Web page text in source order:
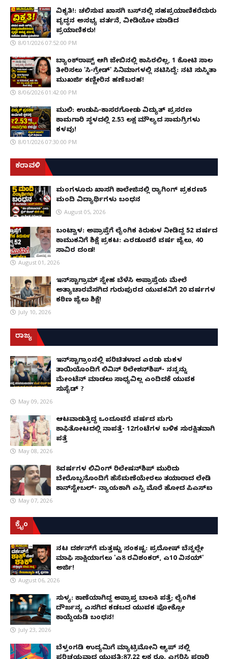
ವಿಕೃತಿ!: ಚಲಿಸುವ ಖಾಸಗಿ ಬಸ್‌ನಲ್ಲಿ ಸಹಪ್ರಯಾಣಿಕರೆದುರು
ವೃದ್ಧನ ಅಸಭ್ಯ ವರ್ತನೆ, ವೀಡಿಯೋ ಮಾಡಿದ
ಪ್ರಯಾಣಿಕರು!
8/01/2026 07:52:00 PM
ಬ್ಯಾಂಕ್‌ರಾಪ್ಟ್‌ ಆಗಿ ಜೇಬಿನಲ್ಲಿ ಕಾಸಿರಲಿಲ್ಲ, ₹1 ಕೋಟಿ ಸಾಲ
ತೀರಿಸಲು 'ಸಿ-ಗ್ರೇಡ್' ಸಿನಿಮಾಗಳಲ್ಲಿ ನಟಿಸಿದ್ದೆ: ನಟಿ ಸುಸ್ಮಿತಾ
ಮುಖರ್ಜಿ ಕಣ್ಣೀರಿನ ಹಣೆಬರಹ!
8/06/2026 01:42:00 PM
ಮುಲ್ಕಿ: ಉಡುಪಿ-ಕಾಸರಗೋಡು ವಿದ್ಯುತ್ ಪ್ರಸರಣ
ಕಾಮಗಾರಿ ಸ್ಥಳದಲ್ಲಿ ₹2.53 ಲಕ್ಷ ಮೌಲ್ಯದ ಸಾಮಗ್ರಿಗಳು
ಕಳವು!
8/01/2026 07:30:00 PM
ಕರಾವಳಿ
ಮಂಗಳೂರು ಖಾಸಗಿ ಕಾಲೇಜಿನಲ್ಲಿ ರ‌್ಯಾಗಿಂಗ್ ಪ್ರಕರಣ5
ಮಂದಿ ವಿದ್ಯಾರ್ಥಿಗಳು ಬಂಧನ
August 05, 2026
ಬಂಟ್ವಾಳ: ಅಪ್ರಾಪ್ತೆಗೆ ಲೈಂಗಿಕ ಕಿರುಕುಳ ನೀಡಿದ್ದ 52 ವರ್ಷದ
ಕಾಮುಕನಿಗೆ ಶಿಕ್ಷೆ ಪ್ರಕಟ: ಎರಡೂವರೆ ವರ್ಷ ಜೈಲು, ₹40
ಸಾವಿರ ದಂಡ!
August 01, 2026
ಇನ್‌ಸ್ಟಾಗ್ರಾಮ್ ಸ್ನೇಹ ಬೆಳೆಸಿ ಅಪ್ರಾಪ್ತೆಯ ಮೇಲೆ
ಅತ್ಯಾಚಾರವೆಸಗಿದ ಗುರುಪುರದ ಯುವಕನಿಗೆ 20 ವರ್ಷಗಳ
ಕಠಿಣ ಜೈಲು ಶಿಕ್ಷೆ!
July 10, 2026
ರಾಜ್ಯ
ಇನ್​ಸ್ಟಾಗ್ರಾಂನಲ್ಲಿ ಪರಿಚಿತಳಾದ ಎರಡು ಮಕ್ಕಳ
ತಾಯಿಯೊಂದಿಗೆ ಲಿವಿನ್ ರಿಲೇಶನ್​ಶಿಪ್- ನನ್ನನ್ನು
ಮೇಂಟೆನ್ ಮಾಡಲು ಸಾಧ್ಯವಿಲ್ಲ ಎಂದಿದಕ್ಕೆ ಯುವಕ
ಸುಸೈಡ್ ?
May 09, 2026
ಆಟವಾಡುತ್ತಿದ್ದ ಒಂದೂವರೆ ವರ್ಷದ ಮಗು
ಕಾಫಿತೋಟದಲ್ಲಿ ನಾಪತ್ತೆ- 12ಗಂಟೆಗಳ ಬಳಿಕ ಸುರಕ್ಷಿತವಾಗಿ
ಪತ್ತೆ
May 08, 2026
8ವರ್ಷಗಳ ಲಿವಿಂಗ್‌ ರಿಲೇಷನ್‌ಶಿಪ್ ಮುರಿದು
ಬೇರೊಬ್ಬನೊಂದಿಗೆ ಹೆಸೆಮಣೆಯೇರಲು ತಯಾರಾದ ಲೇಡಿ
ಕಾನ್‌ಸ್ಟೇಬಲ್- ನ್ಯಾಯಕ್ಕಾಗಿ ಎಸ್ಪಿ ಮೊರೆ ಹೋದ ಪಿಎಸ್ಐ
May 07, 2026
ಕ್ರೈಂ
ನಟ ದರ್ಶನ್‌ಗೆ ಮತ್ತಷ್ಟು ಸಂಕಷ್ಟ: ಪ್ರದೋಷ್ ಬೆನ್ನಲ್ಲೇ
ಮಾಫಿ ಸಾಕ್ಷಿಯಾಗಲು 'ಎ8 ರವಿಶಂಕರ್, ಎ10 ವಿನಯ್'
ಅರ್ಜಿ!
August 06, 2026
ಸುಳ್ಯ: ಕಾಣೆಯಾಗಿದ್ದ ಅಪ್ರಾಪ್ತ ಬಾಲಕಿ ಪತ್ತೆ; ಲೈಂಗಿಕ
ದೌರ್ಜನ್ಯ ಎಸಗಿದ ಕಡಬದ ಯುವಕ ಪೋಕ್ಸೋ
ಕಾಯ್ದೆಯಡಿ ಬಂಧನ!
July 23, 2026
ಬೆಳ್ತಂಗಡಿ ಉದ್ಯಮಿಗೆ ಮ್ಯಾಟ್ರಿಮೋನಿ ಆ್ಯಪ್ ನಲ್ಲಿ